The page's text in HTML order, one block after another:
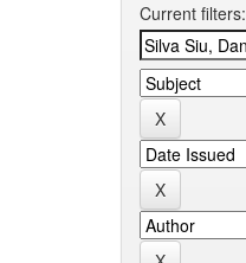
Current filters: